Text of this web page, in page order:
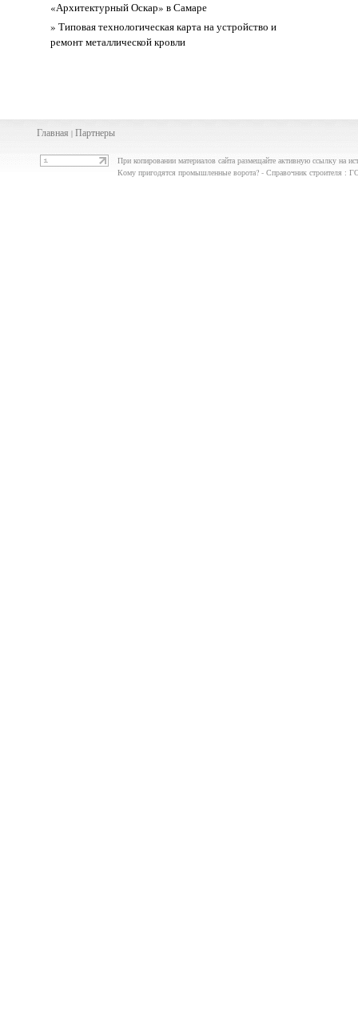
«Архитектурный Оскар» в Самаре
» Типовая технологическая карта на устройство и
ремонт металлической кровли
Главная |Партнеры
При копировании материалов сайта размещайте активную ссылку на
Кому пригодятся промышленные ворота? - Справочник строителя